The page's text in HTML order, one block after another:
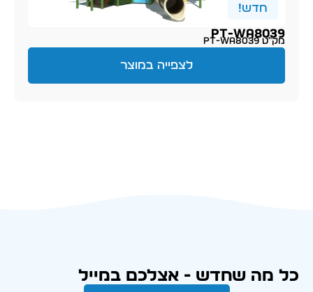
חדש!
PT-WA8039
מק״ט PT-WA8039
לצפייה במוצר
כל מה שחדש - אצלכם במייל